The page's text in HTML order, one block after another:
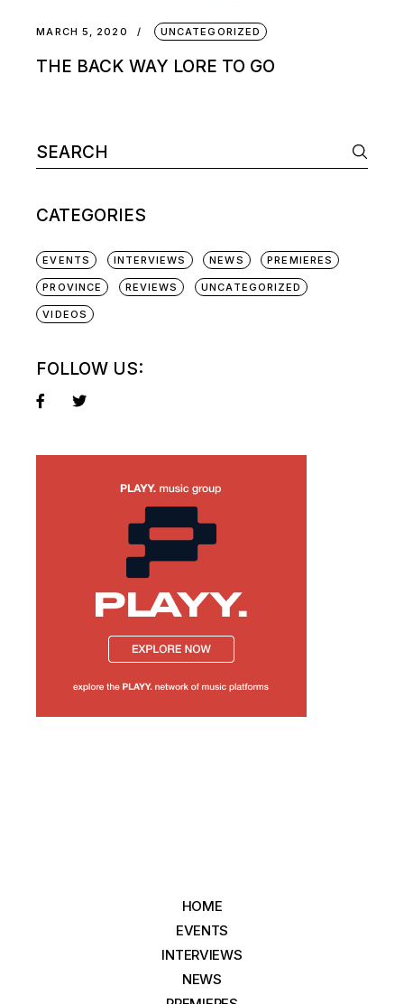
MARCH 5, 2020 UNCATEGORIZED
THE BACK WAY LORE TO GO
CATEGORIES
EVENTS INTERVIEWS NEWS PREMIERES
PROVINCE REVIEWS UNCATEGORIZED
VIDEOS
FOLLOW US:
HOME
EVENTS
INTERVIEWS
NEWS